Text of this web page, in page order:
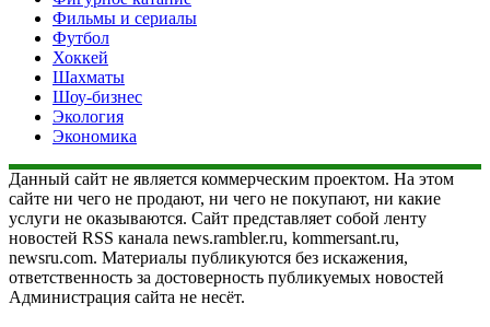
Фильмы и сериалы
Футбол
Хоккей
Шахматы
Шоу-бизнес
Экология
Экономика
Данный сайт не является коммерческим проектом. На этом
сайте ни чего не продают, ни чего не покупают, ни какие
услуги не оказываются. Сайт представляет собой ленту
новостей RSS канала news.rambler.ru, kommersant.ru,
newsru.com. Материалы публикуются без искажения,
ответственность за достоверность публикуемых новостей
Администрация сайта не несёт.